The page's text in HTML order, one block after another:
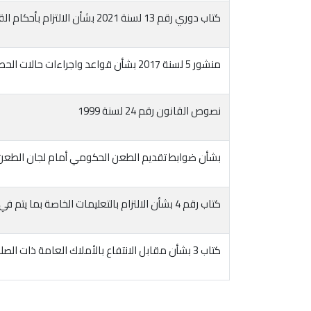
كتاب دوري رقم 13 لسنة 2021 بشأن الالتزام بأحكام القانون رقم 18 لسنة 2019
منشور 5 لسنة 2017 بشأن قواعد واجراءات حالات الحصر السنوي
نصوص القانون رقم 24 لسنة 1999
بشأن ضوابط تقديم الطعن الحكومي أمام لجان
كتاب رقم 4 بشأن الالتزام بالتعليمات الخاصة بما يتم في الطعون أو الدعاوي المقامة من المصلحة أو ضدها
كتاب 3 بشأن مقابل الانتفاع بالأملاك العامة ذات الصلة بالموارد المائية والرى